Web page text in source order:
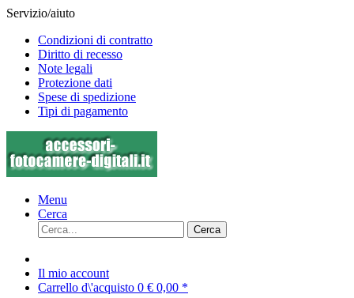
Servizio/aiuto
Condizioni di contratto
Diritto di recesso
Note legali
Protezione dati
Spese di spedizione
Tipi di pagamento
Menu
Cerca
Cerca
Il mio account
Carrello d\'acquisto 0 € 0,00 *